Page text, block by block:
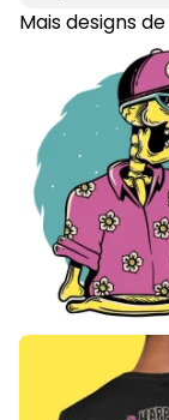
Mais designs de